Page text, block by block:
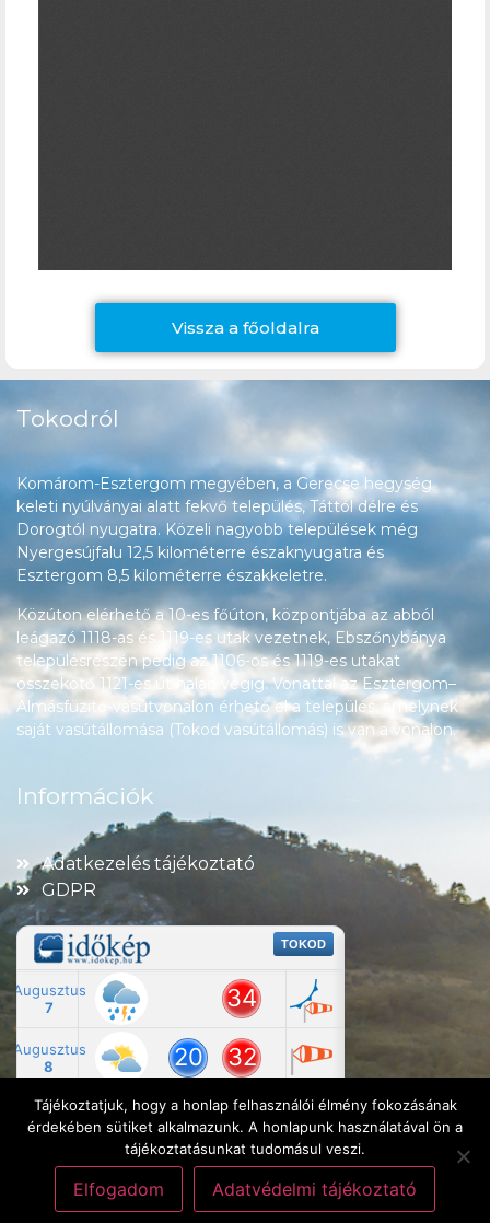
Vissza a főoldalra
Tokodról
Komárom-Esztergom megyében, a Gerecse hegység
keleti nyúlványai alatt fekvő település, Táttól délre és
Dorogtól nyugatra. Közeli nagyobb települések még
Nyergesújfalu 12,5 kilométerre északnyugatra és
Esztergom 8,5 kilométerre északkeletre.
Közúton elérhető a 10-es főúton, központjába az abból
leágazó 1118-as és 1119-es utak vezetnek, Ebszőnybánya
településrészén pedig az 1106-os és 1119-es utakat
összekötő 1121-es út halad végig. Vonattal az Esztergom–
Almásfüzitő-vasútvonalon érhető el a település, amelynek
saját vasútállomása (Tokod vasútállomás) is van a vonalon.
Információk
Adatkezelés tájékoztató
GDPR
Tájékoztatjuk, hogy a honlap felhasználói élmény fokozásának
érdekében sütiket alkalmazunk. A honlapunk használatával ön a
tájékoztatásunkat tudomásul veszi.
Elfogadom Adatvédelmi tájékoztató